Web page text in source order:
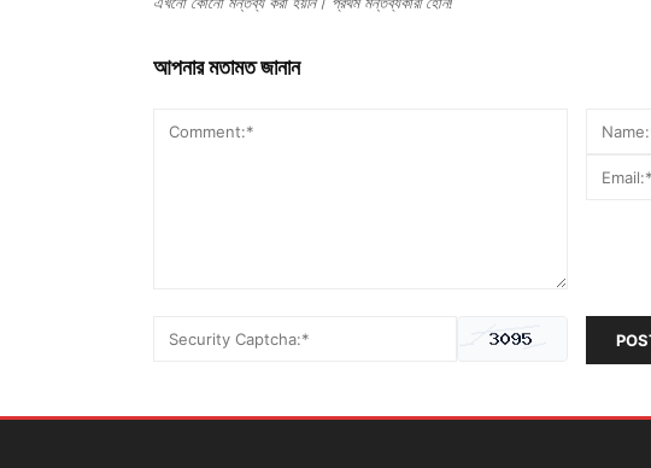
আপনার মতামত জানান